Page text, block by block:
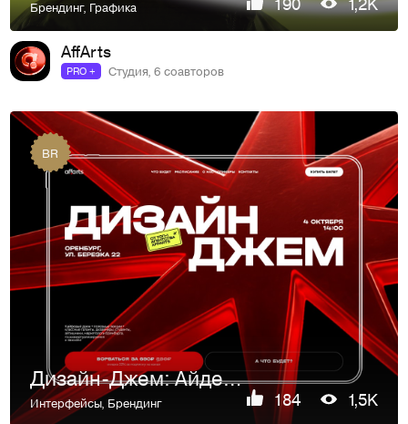
Брендинг, Графика
AffArts
PRO + Студия, 6 соавторов
BR
Дизайн-Джем: Айдентика для первого дизайн-ивента в Оренбурге
Интерфейсы, Брендинг 184 1,5K